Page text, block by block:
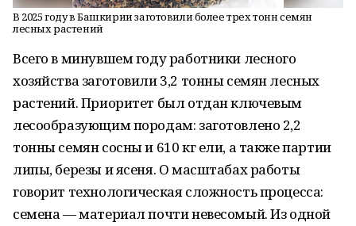
В 2025 году в Башкирии заготовили более трех тонн семян
лесных растений
Всего в минувшем году работники лесного
хозяйства заготовили 3,2 тонны семян лесных
растений. Приоритет был отдан ключевым
лесообразующим породам: заготовлено 2,2
тонны семян сосны и 610 кг ели, а также партии
липы, березы и ясеня. О масштабах работы
говорит технологическая сложность процесса:
семена — материал почти невесомый. Из одной